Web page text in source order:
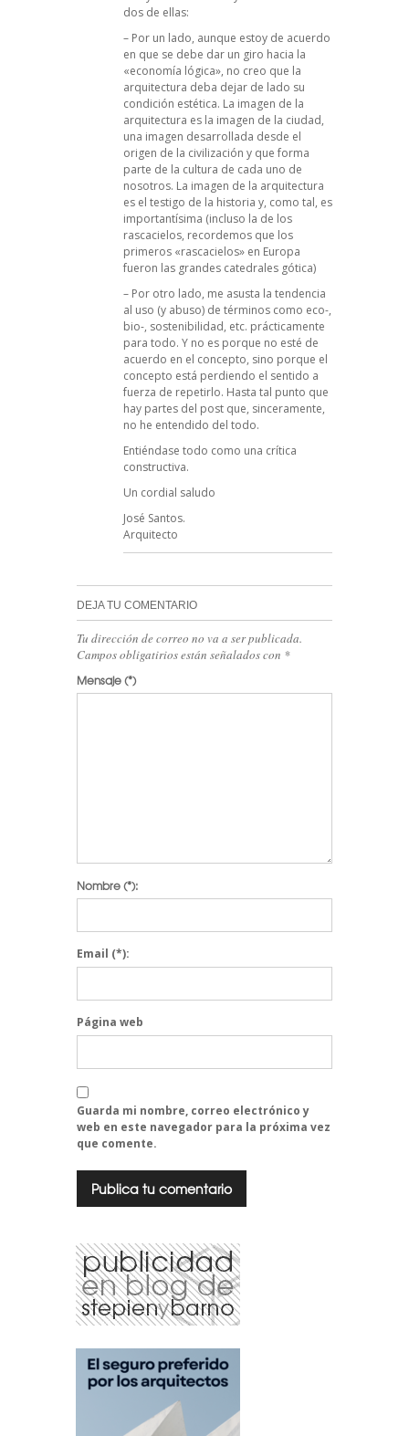
dos de ellas:
– Por un lado, aunque estoy de acuerdo
en que se debe dar un giro hacia la
«economía lógica», no creo que la
arquitectura deba dejar de lado su
condición estética. La imagen de la
arquitectura es la imagen de la ciudad,
una imagen desarrollada desde el
origen de la civilización y que forma
parte de la cultura de cada uno de
nosotros. La imagen de la arquitectura
es el testigo de la historia y, como tal, es
importantísima (incluso la de los
rascacielos, recordemos que los
primeros «rascacielos» en Europa
fueron las grandes catedrales gótica)
– Por otro lado, me asusta la tendencia
al uso (y abuso) de términos como eco-,
bio-, sostenibilidad, etc. prácticamente
para todo. Y no es porque no esté de
acuerdo en el concepto, sino porque el
concepto está perdiendo el sentido a
fuerza de repetirlo. Hasta tal punto que
hay partes del post que, sinceramente,
no he entendido del todo.
Entiéndase todo como una crítica
constructiva.
Un cordial saludo
José Santos.
Arquitecto
DEJA TU COMENTARIO
Tu dirección de correo no va a ser publicada.
Campos obligatirios están señalados con *
Mensaje(*)
Nombre(*):
Email (*):
Página web
Guarda mi nombre, correo electrónico y
web en este navegador para la próxima vez
que comente.